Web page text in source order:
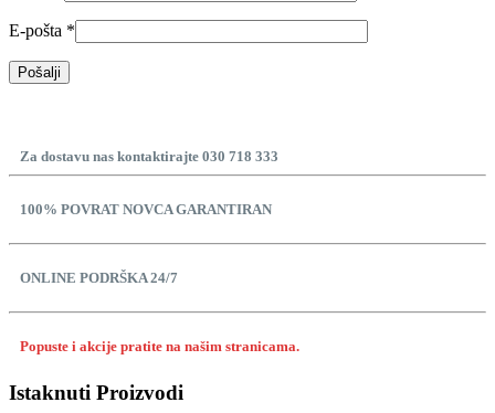
E-pošta *
Za dostavu nas kontaktirajte 030 718 333
100% POVRAT NOVCA GARANTIRAN
ONLINE PODRŠKA 24/7
Popuste i akcije pratite na našim stranicama.
Istaknuti Proizvodi